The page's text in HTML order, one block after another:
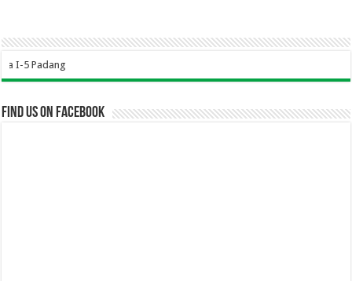
Find us on Facebook